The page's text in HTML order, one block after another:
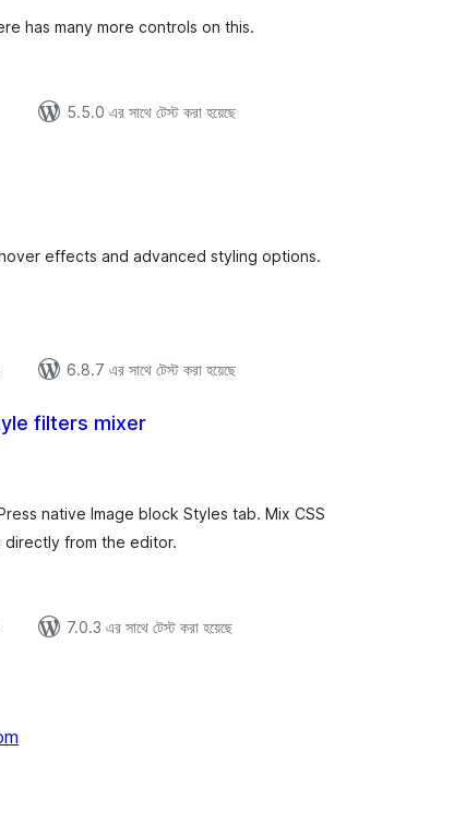
has many more controls on this.
5.5.0 এর সাথে টেস্ট করা হয়েছে
effects and advanced styling options.
6.8.7 এর সাথে টেস্ট করা হয়েছে
filters mixer
native Image block Styles tab. Mix CSS
from the editor.
7.0.3 এর সাথে টেস্ট করা হয়েছে